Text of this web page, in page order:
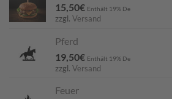
15,50€ Enthält 19% De
zzgl. Versand
Pferd
19,50€ Enthält 19% De
zzgl. Versand
Feuer